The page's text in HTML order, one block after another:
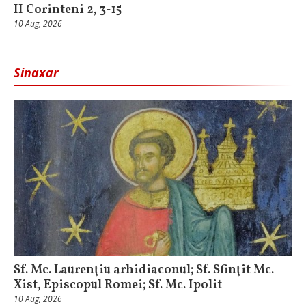
II Corinteni 2, 3-15
10 Aug, 2026
Sinaxar
Sf. Mc. Laurenţiu arhidiaconul; Sf. Sfinţit Mc.
Xist, Episcopul Romei; Sf. Mc. Ipolit
10 Aug, 2026